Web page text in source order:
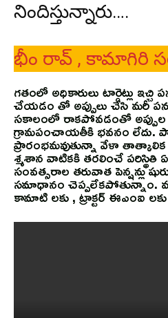
నిందిస్తున్నారు….
భీం రావ్ , కామాగిరి
గతంలో అధికారులు టార్గెట్లు
చేయడం తో అప్పులు చేసి మరీ
సకాలంలో రాకపోవడంతో
గ్రామపంచాయతీకి భవనం లేదు.
ప్రారంభమవుతున్నా వేళా
శ్మశాన వాటికకి తరలించే పరిస్థితి
సంవత్సరాల తరువాత పెన్షన్లు
సమాధానం చెప్పలేకపోతున్నాం.
కామాటి లకు , ట్రాక్టర్ ఈఎంఐ